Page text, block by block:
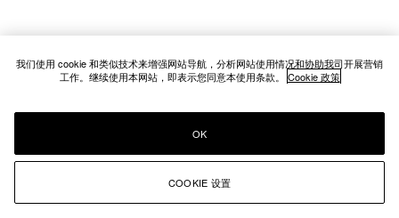
我们使用 cookie 和类似技术来增强网站导航，分析网站使用情况和协助我司开展营销
工作。继续使用本网站，即表示您同意本使用条款。 Cookie 政策
COOKIE 设置
OK